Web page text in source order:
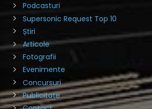
Podcasturi
Supersonic Request Top 10
Știri
Articole
Fotografii
Evenimente
Concursuri
Publicitate